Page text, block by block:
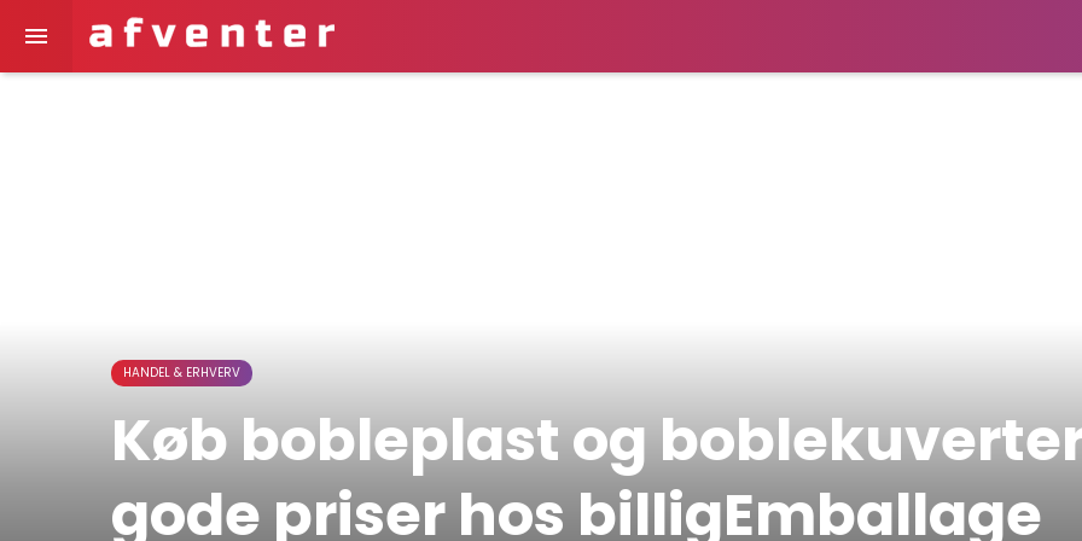

HANDEL & ERHVERV
Køb bobleplast og
gode priser hos billigEmballage